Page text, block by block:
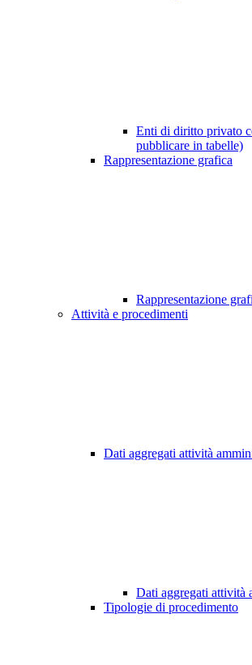
Enti di diritto privato
pubblicare in tabelle)
Rappresentazione grafica
Rappresentazione
Attività e procedimenti
Dati aggregati attività
Dati aggregati attività
Tipologie di procedimento